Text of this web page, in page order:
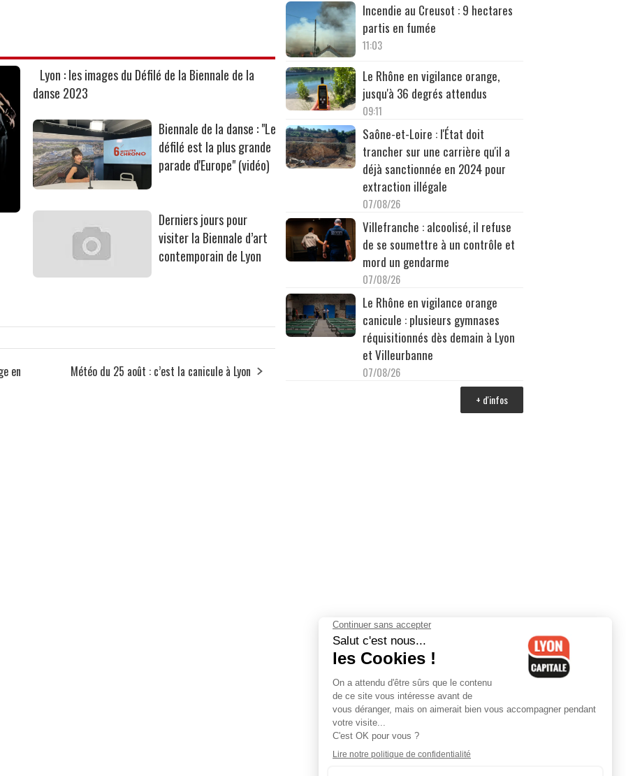
Lyon : les images du Défilé de la Biennale de la
danse 2023
Biennale de la danse : "Le
défilé est la plus grande
parade d'Europe" (vidéo)
Derniers jours pour
visiter la Biennale d’art
contemporain de Lyon
en
Météo du 25 août : c’est la canicule à Lyon
Incendie au Creusot : 9 hectares
partis en fumée
11:03
Le Rhône en vigilance orange,
jusqu'à 36 degrés attendus
09:11
Saône-et-Loire : l'État doit
trancher sur une carrière qu'il a
déjà sanctionnée en 2024 pour
extraction illégale
07/08/26
Villefranche : alcoolisé, il refuse
de se soumettre à un contrôle et
mord un gendarme
07/08/26
Le Rhône en vigilance orange
canicule : plusieurs gymnases
réquisitionnés dès demain à Lyon
et Villeurbanne
07/08/26
+ d'infos